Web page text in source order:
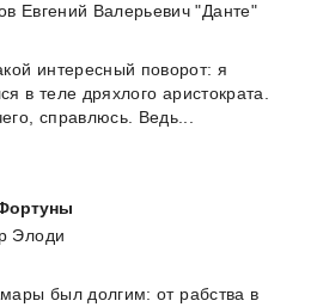
Евгений Валерьевич "Данте"
интересный поворот: я
в теле дряхлого аристократа.
справлюсь. Ведь...
Элоди
был долгим: от рабства в